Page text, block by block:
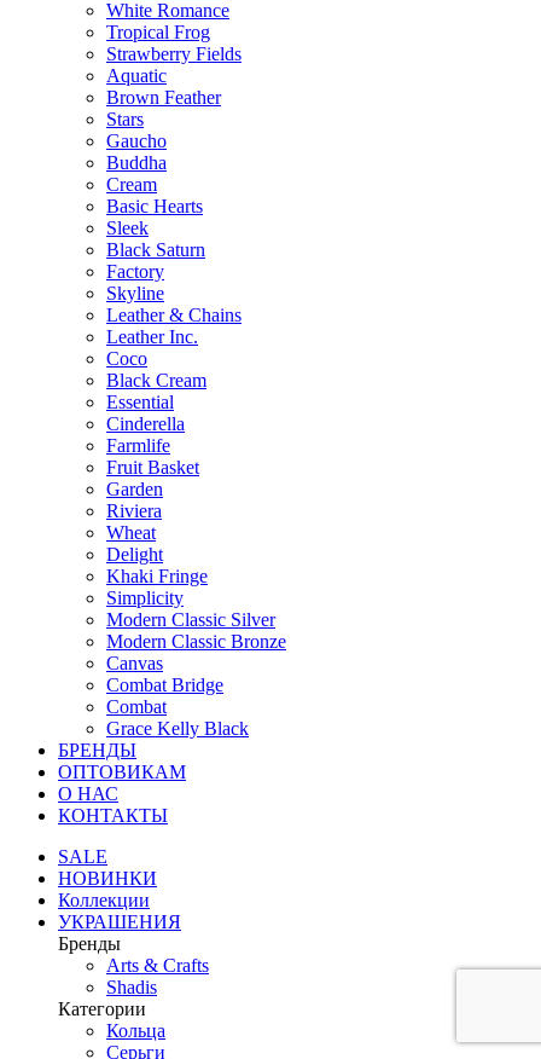
White Romance
Tropical Frog
Strawberry Fields
Aquatic
Brown Feather
Stars
Gaucho
Buddha
Cream
Basic Hearts
Sleek
Black Saturn
Factory
Skyline
Leather & Chains
Leather Inc.
Coco
Black Cream
Essential
Cinderella
Farmlife
Fruit Basket
Garden
Riviera
Wheat
Delight
Khaki Fringe
Simplicity
Modern Classic Silver
Modern Classic Bronze
Canvas
Combat Bridge
Combat
Grace Kelly Black
БРЕНДЫ
ОПТОВИКАМ
О НАС
КОНТАКТЫ
SALE
НОВИНКИ
Коллекции
УКРАШЕНИЯ
Бренды
Аrts & Сrafts
Shadis
Категории
Кольца
Серьги